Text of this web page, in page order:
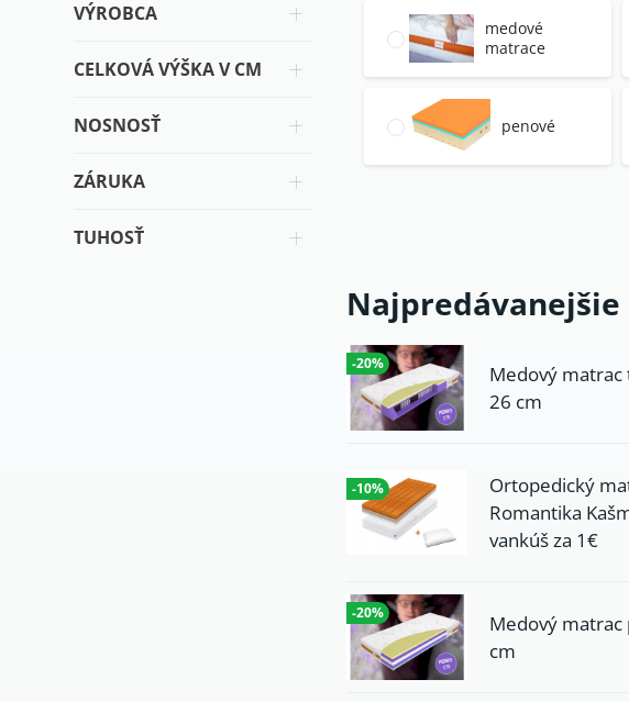
VÝROBCA
CELKOVÁ VÝŠKA V CM
NOSNOSŤ
ZÁRUKA
TUHOSŤ
medové
matrace
penové
Najpredávanejšie
-20%
Medový matrac
26 cm
-10%
Ortopedický
Romantika
vankúš za 1€
-20%
Medový matrac
cm